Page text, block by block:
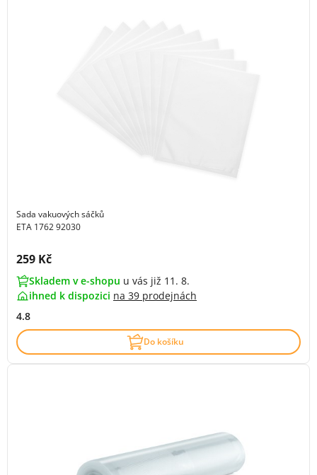
Sada vakuových sáčků
ETA 1762 92030
Cena s DPH:
259 Kč
Skladem v e-shopu u vás již 11. 8.
ihned k dispozici na 39 prodejnách
4.8
Do košíku